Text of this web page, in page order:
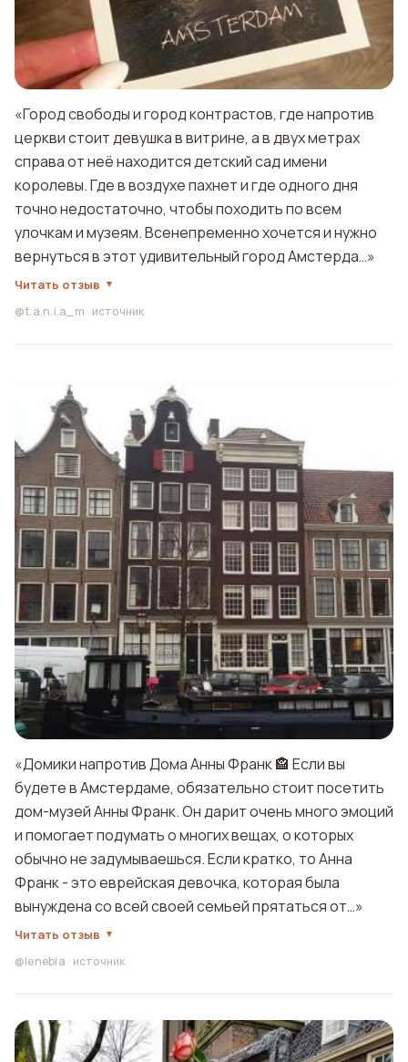
«Город свободы и город контрастов, где напротив
церкви стоит девушка в витрине, а в двух метрах
справа от неё находится детский сад имени
королевы. Где в воздухе пахнет и где одного дня
точно недостаточно, чтобы походить по всем
улочкам и музеям. Всенепременно хочется и нужно
вернуться в этот удивительный город Амстерда…»
Читать отзыв
@t.a.n.i.a_m · источник
«Домики напротив Дома Анны Франк 🏤 Если вы
будете в Амстердаме, обязательно стоит посетить
дом-музей Анны Франк. Он дарит очень много эмоций
и помогает подумать о многих вещах, о которых
обычно не задумываешься. Если кратко, то Анна
Франк - это еврейская девочка, которая была
вынуждена со всей своей семьей прятаться от…»
Читать отзыв
@lenebia · источник